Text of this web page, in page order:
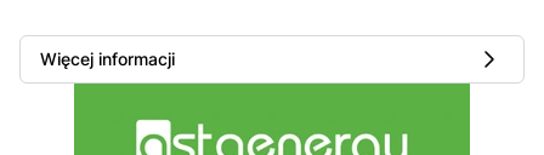
Więcej informacji